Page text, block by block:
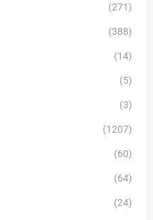
(271)
(388)
(14)
(5)
(3)
(1207)
(60)
(64)
(24)